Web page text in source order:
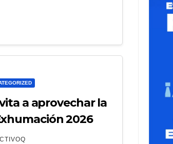
a aprovechar la
2026
en trámites y